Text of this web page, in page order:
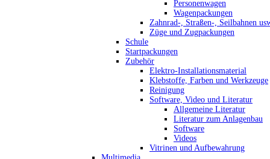
Personenwagen
Wagenpackungen
Zahnrad-, Straßen-, Seilbahnen
Züge und Zugpackungen
Schule
Startpackungen
Zubehör
Elektro-Installationsmaterial
Klebstoffe, Farben und Werkzeuge
Reinigung
Software, Video und Literatur
Allgemeine Literatur
Literatur zum Anlagenbau
Software
Videos
Vitrinen und Aufbewahrung